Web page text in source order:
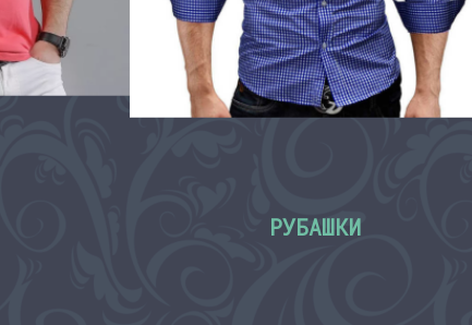
РУБАШКИ